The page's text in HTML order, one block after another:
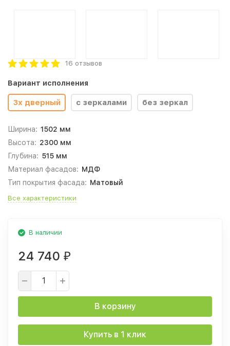
16 отзывов
Вариант исполнения
3х дверный с зеркалами без зеркал
Ширина: 1502 мм
Высота: 2300 мм
Глубина: 515 мм
Материал фасадов: МДФ
Тип покрытия фасада: Матовый
Все характеристики
В наличии
24 740 ₽
В корзину
Купить в 1 клик